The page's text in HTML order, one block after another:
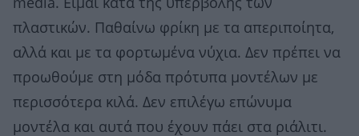
πλαστικών. Παθαίνω φρίκη με τα απεριποίητα,
αλλά και με τα φορτωμένα νύχια. Δεν πρέπει να
προωθούμε στη μόδα πρότυπα μοντέλων με
περισσότερα κιλά. Δεν επιλέγω επώνυμα
μοντέλα και αυτά που έχουν πάει στα ριάλιτι.